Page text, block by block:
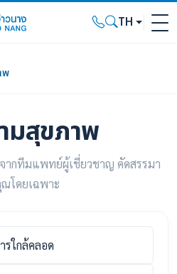
TH
พ
มสุขภาพ
ากทีมแพทย์ผู้เชี่ยวชาญ คัดสรรมา
โดยเฉพาะ